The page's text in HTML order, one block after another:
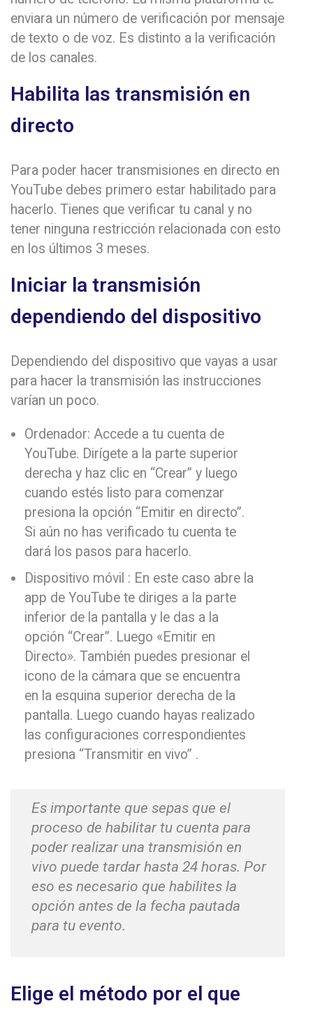
enviara un número de verificación por mensaje
de texto o de voz. Es distinto a la verificación
de los canales.
Habilita las transmisión en
directo
Para poder hacer transmisiones en directo en
YouTube debes primero estar habilitado para
hacerlo. Tienes que verificar tu canal y no
tener ninguna restricción relacionada con esto
en los últimos 3 meses.
Iniciar la transmisión
dependiendo del dispositivo
Dependiendo del dispositivo que vayas a usar
para hacer la transmisión las instrucciones
varían un poco.
Ordenador: Accede a tu cuenta de
YouTube. Dirígete a la parte superior
derecha y haz clic en “Crear” y luego
cuando estés listo para comenzar
presiona la opción “Emitir en directo”.
Si aún no has verificado tu cuenta te
dará los pasos para hacerlo.
Dispositivo móvil : En este caso abre la
app de YouTube te diriges a la parte
inferior de la pantalla y le das a la
opción “Crear”. Luego «Emitir en
Directo». También puedes presionar el
icono de la cámara que se encuentra
en la esquina superior derecha de la
pantalla. Luego cuando hayas realizado
las configuraciones correspondientes
presiona “Transmitir en vivo” .
Es importante que sepas que el
proceso de habilitar tu cuenta para
poder realizar una transmisión en
vivo puede tardar hasta 24 horas. Por
eso es necesario que habilites la
opción antes de la fecha pautada
para tu evento.
Elige el método por el que